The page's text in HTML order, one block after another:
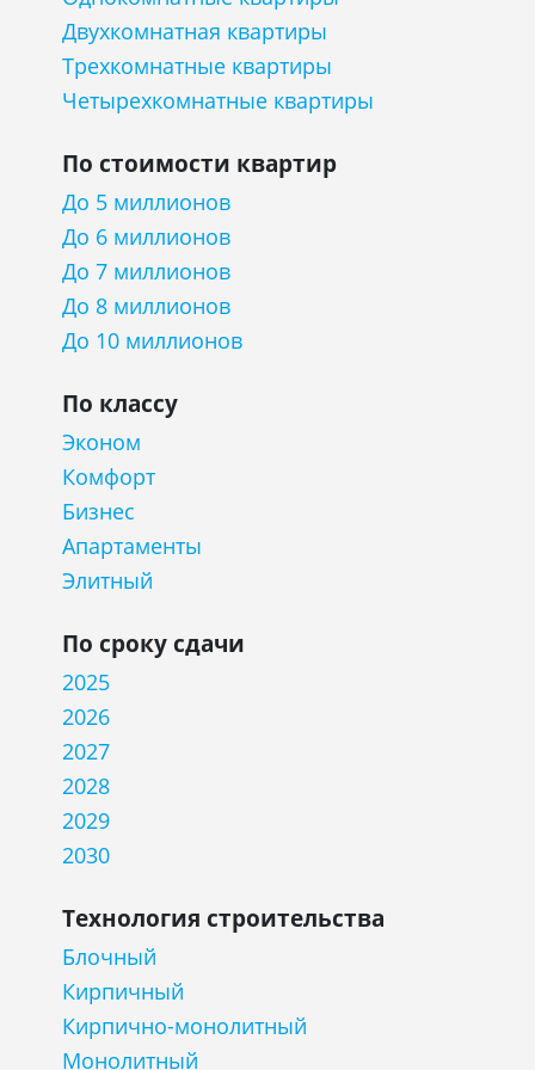
Двухкомнатная квартиры
Трехкомнатные квартиры
Четырехкомнатные квартиры
По стоимости квартир
До 5 миллионов
До 6 миллионов
До 7 миллионов
До 8 миллионов
До 10 миллионов
По классу
Эконом
Комфорт
Бизнес
Апартаменты
Элитный
По сроку сдачи
2025
2026
2027
2028
2029
2030
Технология строительства
Блочный
Кирпичный
Кирпично-монолитный
Монолитный